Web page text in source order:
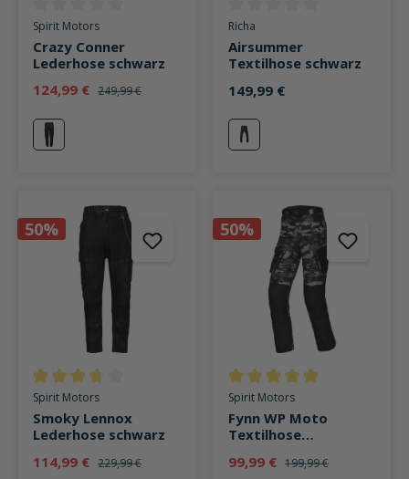
Durchschnittliche Bewertung von 0 von 5 Sternen
Spirit Motors
Crazy Conner
Lederhose schwarz
124,99 € 249,99 €
schwarz
Durchschnittliche Bewertung
Richa
Airsummer
Textilhose schwarz
149,99 €
schwarz
50%
Durchschnittliche Bewertung von 3.6 von 5 Sternen
Spirit Motors
Smoky Lennox
Lederhose schwarz
114,99 € 229,99 €
50%
Durchschnittliche Bewertung
Spirit Motors
Fynn WP Moto
Textilhose
99,99 € 199,99 €